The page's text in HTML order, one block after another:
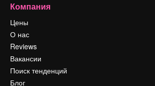
Компания
Цены
О нас
Reviews
Вакансии
Поиск тенденций
Блог